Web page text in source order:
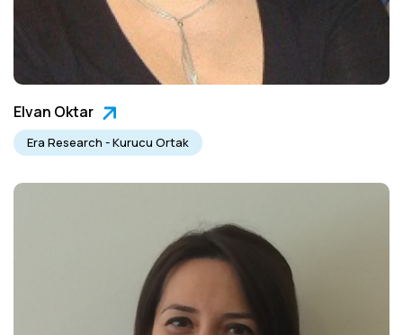
Elvan Oktar
Era Research - Kurucu Ortak